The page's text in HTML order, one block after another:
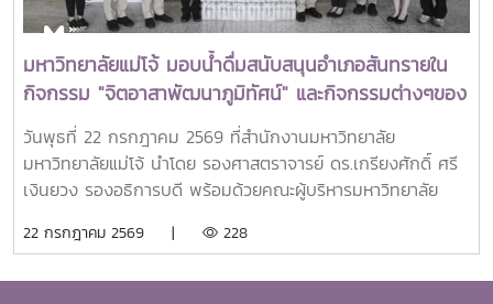
ตะวันออกเฉียงใต้ ตลอดจนเป็นแบบอย่างที่สะท้อนค่านิยมและ
ปรัชญาของ SEARCA ผ่านความสำเร็จในวิชาชีพ การบริการ
สาธารณะ และการอุทิศตนเพื่อส่วนรวมในปี 2026 การพิจารณา
รางวัลครอบคลุมผลงานสำคัญ 4 ด้าน ได้แก่ การสอน
(Teaching) การวิจัย (Research) การบริการสาธารณะและการ
พัฒนาชุมชน (Public Service and Community
Development) และธุรกิจการเกษตรและการเป็นผู้ประกอบการ
กับผลงานที่สามารถสร้างผลกระทบอย่างเป็นรูปธรรมต่อการ
มหาวิทยาลัยแม่โจ้ มอบน้ำดื่มสนับสนุนอำเภอสันทรายใน
กิจกรรม "จิตอาสาพัฒนาภูมิทัศน์" และกิจกรรมต่างๆของ
อำเภอสันทราย
วันพุธที่ 22 กรกฎาคม 2569 ที่สำนักงานมหาวิทยาลัย
มหาวิทยาลัยแม่โจ้ นำโดย รองศาสตราจารย์ ดร.เกรียงศักดิ์ ศรี
เงินยวง รองอธิการบดี พร้อมด้วยคณะผู้บริหารมหาวิทยาลัย
จำนวน 100 แพ็ค เพื่อใช้ในกิจกรรม “จิตอาสาพัฒนาภูมิทัศน์
22 กรกฎาคม 2569 | 228